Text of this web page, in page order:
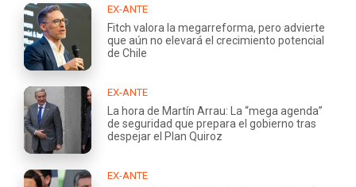
EX-ANTE
Fitch valora la megarreforma, pero advierte
que aún no elevará el crecimiento potencial
de Chile
EX-ANTE
La hora de Martín Arrau: La “mega agenda”
de seguridad que prepara el gobierno tras
despejar el Plan Quiroz
EX-ANTE